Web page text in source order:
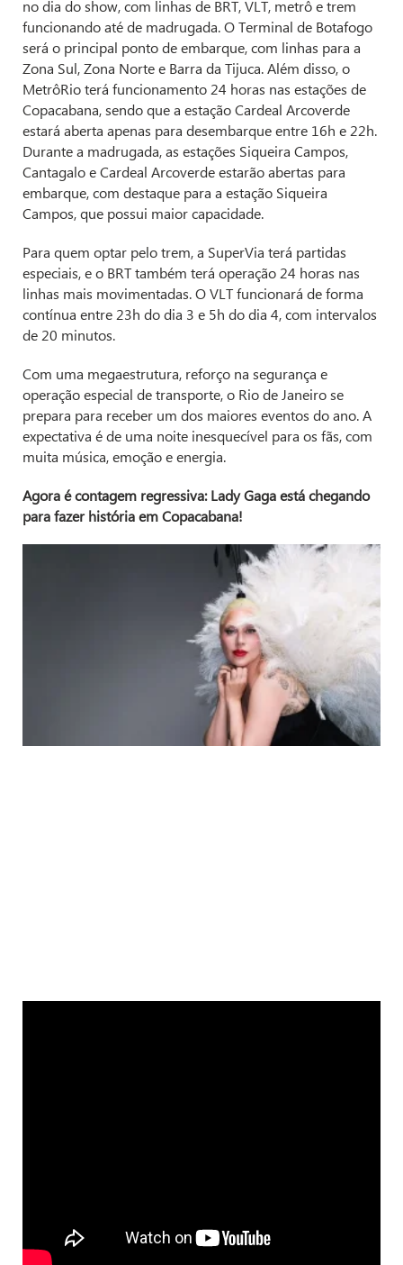
no dia do show, com linhas de BRT, VLT, metrô e trem
funcionando até de madrugada. O Terminal de Botafogo
será o principal ponto de embarque, com linhas para a
Zona Sul, Zona Norte e Barra da Tijuca. Além disso, o
MetrôRio terá funcionamento 24 horas nas estações de
Copacabana, sendo que a estação Cardeal Arcoverde
estará aberta apenas para desembarque entre 16h e 22h.
Durante a madrugada, as estações Siqueira Campos,
Cantagalo e Cardeal Arcoverde estarão abertas para
embarque, com destaque para a estação Siqueira
Campos, que possui maior capacidade.
Para quem optar pelo trem, a SuperVia terá partidas
especiais, e o BRT também terá operação 24 horas nas
linhas mais movimentadas. O VLT funcionará de forma
contínua entre 23h do dia 3 e 5h do dia 4, com intervalos
de 20 minutos.
Com uma megaestrutura, reforço na segurança e
operação especial de transporte, o Rio de Janeiro se
prepara para receber um dos maiores eventos do ano. A
expectativa é de uma noite inesquecível para os fãs, com
muita música, emoção e energia.
Agora é contagem regressiva: Lady Gaga está chegando
para fazer história em Copacabana!